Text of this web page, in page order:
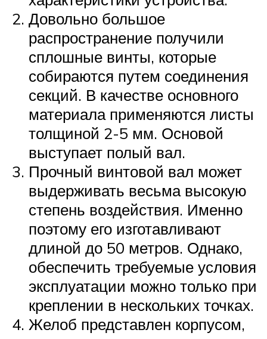
Довольно большое
распространение получили
сплошные винты, которые
собираются путем соединения
секций. В качестве основного
материала применяются листы
толщиной 2-5 мм. Основой
выступает полый вал.
Прочный винтовой вал может
выдерживать весьма высокую
степень воздействия. Именно
поэтому его изготавливают
длиной до 50 метров. Однако,
обеспечить требуемые условия
эксплуатации можно только при
креплении в нескольких точках.
Желоб представлен корпусом,